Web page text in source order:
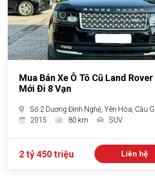
Mua Bán Xe Ô Tô Cũ Land
Mới Đi 8 Vạn
Số 2 Dương Đình Nghệ, Yên Hòa, Cầu
2015
80 km SUV
2 tỷ 450 triệu Liên hệ